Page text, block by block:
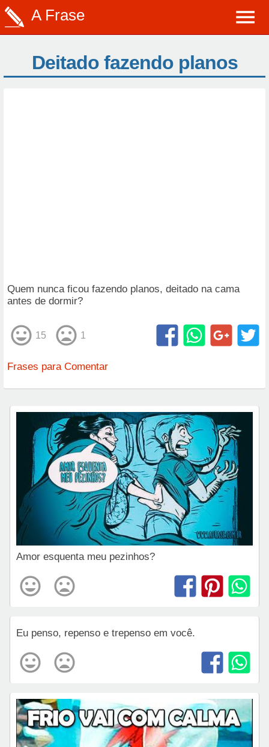
A Frase
Deitado fazendo planos
Quem nunca ficou fazendo planos, deitado na cama
antes de dormir?
15 1
Frases para Comentar
Amor esquenta meu pezinhos?
Eu penso, repenso e trepenso em você.